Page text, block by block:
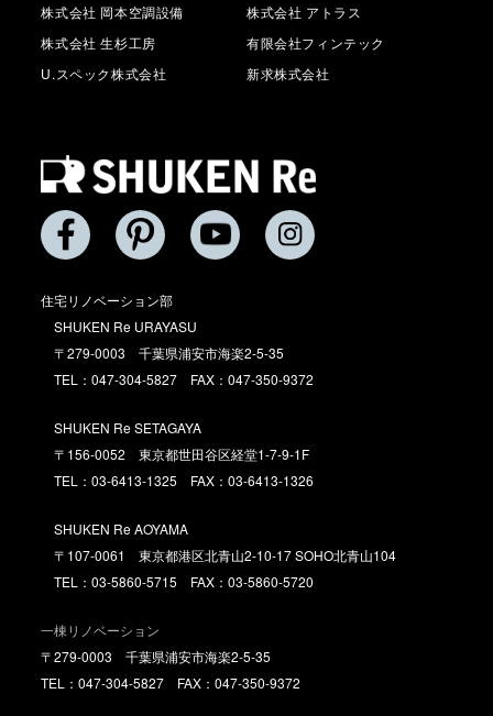
住宅リノベーション部
SHUKEN Re URAYASU
〒279-0003 千葉県浦安市海楽2-5-35
TEL：047-304-5827 FAX：047-350-9372
SHUKEN Re SETAGAYA
〒156-0052 東京都世田谷区経堂1-7-9-1F
TEL：03-6413-1325 FAX：03-6413-1326
SHUKEN Re AOYAMA
〒107-0061 東京都港区北青山2-10-17 SOHO北青山104
TEL：03-5860-5715 FAX：03-5860-5720
一棟リノベーション
〒279-0003 千葉県浦安市海楽2-5-35
TEL：047-304-5827 FAX：047-350-9372
株式会社 岡本空調設備
株式会社 アトラス
株式会社 生杉工房
有限会社フィンテック
U.スペック株式会社
新求株式会社